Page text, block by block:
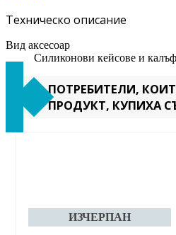
Техническо описание
Вид аксесоар
Силиконови кейсове и
ПОТРЕБИТЕЛИ,
ПРОДУКТ, КУПИХА